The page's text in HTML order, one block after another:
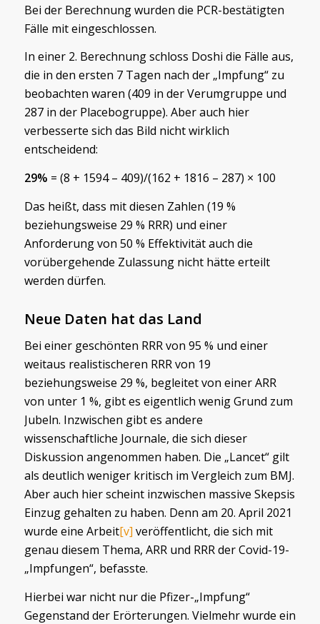
Bei der Berechnung wurden die PCR-bestätigten
Fälle mit eingeschlossen.
In einer 2. Berechnung schloss Doshi die Fälle aus,
die in den ersten 7 Tagen nach der „Impfung“ zu
beobachten waren (409 in der Verumgruppe und
287 in der Placebogruppe). Aber auch hier
verbesserte sich das Bild nicht wirklich
entscheidend:
29% = (8 + 1594 – 409)/(162 + 1816 – 287) × 100
Das heißt, dass mit diesen Zahlen (19 %
beziehungsweise 29 % RRR) und einer
Anforderung von 50 % Effektivität auch die
vorübergehende Zulassung nicht hätte erteilt
werden dürfen.
Neue Daten hat das Land
Bei einer geschönten RRR von 95 % und einer
weitaus realistischeren RRR von 19
beziehungsweise 29 %, begleitet von einer ARR
von unter 1 %, gibt es eigentlich wenig Grund zum
Jubeln. Inzwischen gibt es andere
wissenschaftliche Journale, die sich dieser
Diskussion angenommen haben. Die „Lancet“ gilt
als deutlich weniger kritisch im Vergleich zum BMJ.
Aber auch hier scheint inzwischen massive Skepsis
Einzug gehalten zu haben. Denn am 20. April 2021
wurde eine Arbeit[v] veröffentlicht, die sich mit
genau diesem Thema, ARR und RRR der Covid-19-
„Impfungen“, befasste.
Hierbei war nicht nur die Pfizer-„Impfung“
Gegenstand der Erörterungen. Vielmehr wurde ein